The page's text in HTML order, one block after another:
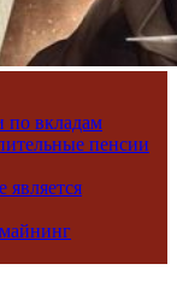
по вкладам
пенсии